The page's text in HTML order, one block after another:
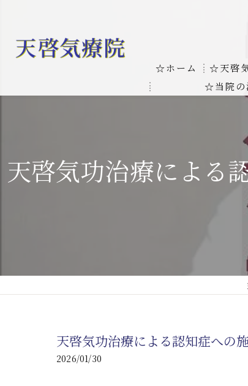
☆ホーム ☆天啓
お客様
天啓
本物の
気功治
☆当院の
線維筋痛症が天
難病の疾患
難病治療に革命
肝臓疾患の原因と
心臓の疾患
腎臓の疾患
天啓気功治療による
天啓気功治療による認知症への
2026/01/30